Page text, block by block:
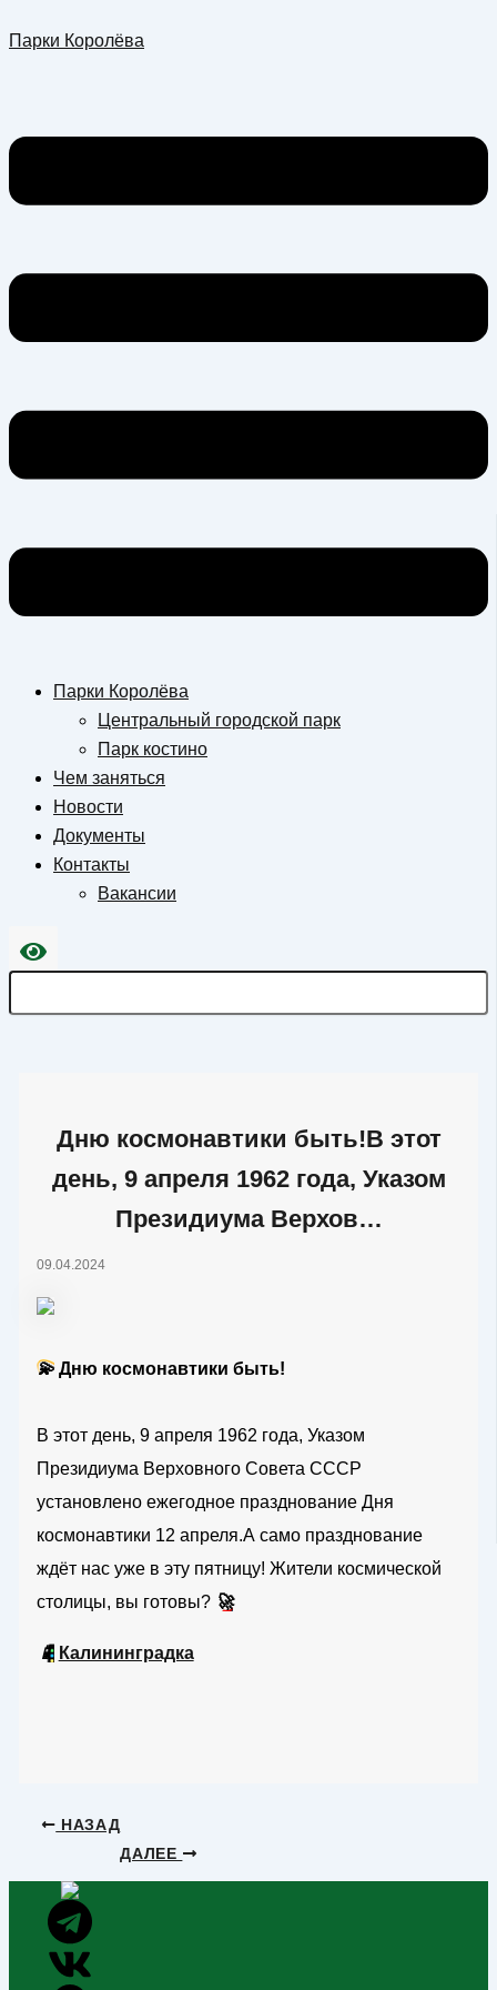
к
Парки Королёва
Парки Королёва
Центральный городской парк
Парк костино
Чем заняться
Новости
Документы
Контакты
Вакансии
Дню космонавтики быть!В этот
день, 9 апреля 1962 года, Указом
Президиума Верхов…
09.04.2024
💫 Дню космонавтики быть!
В этот день, 9 апреля 1962 года, Указом
Президиума Верховного Совета СССР
установлено ежегодное празднование Дня
космонавтики 12 апреля.А само празднование
ждёт нас уже в эту пятницу! Жители космической
столицы, вы готовы? 🚀
📱 Калининградка
НАЗАД
ДАЛЕЕ